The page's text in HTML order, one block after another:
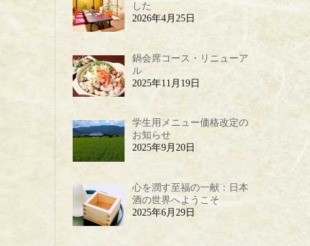
した
2026年4月25日
鍋会席コース・リニューア
ル
2025年11月19日
学生用メニュー価格改定の
お知らせ
2025年9月20日
心を潤す至福の一献：日本
酒の世界へようこそ
2025年6月29日